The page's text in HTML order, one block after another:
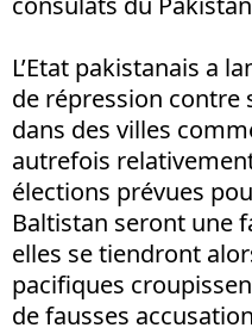
L’Etat pakistanais a
de répression contre
dans des villes
autrefois
élections prévues
Baltistan seront une
elles se tiendront
pacifiques
de fausses